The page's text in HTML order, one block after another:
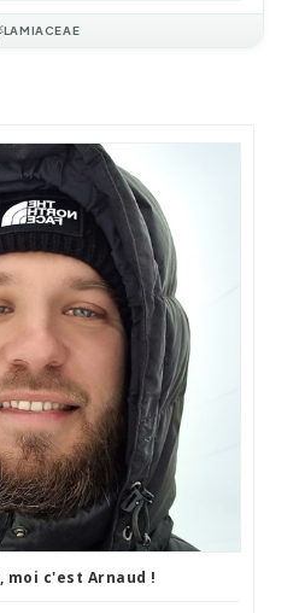
LAMIACEAE
moi c'est Arnaud !